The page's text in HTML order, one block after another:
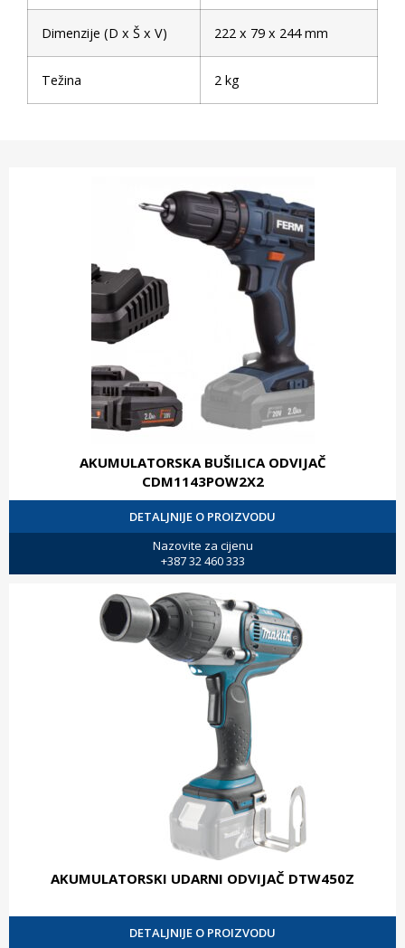
Dimenzije (D x Š x V) 222 x 79 x 244 mm
Težina 2 kg
AKUMULATORSKA BUŠILICA ODVIJAČ
CDM1143POW2X2
DETALJNIJE O PROIZVODU
Nazovite za cijenu
+387 32 460 333
AKUMULATORSKI UDARNI ODVIJAČ DTW450Z
DETALJNIJE O PROIZVODU